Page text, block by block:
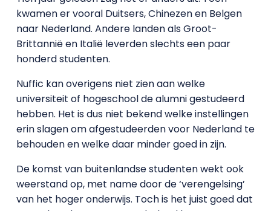
kwamen er vooral Duitsers, Chinezen en Belgen
naar Nederland. Andere landen als Groot-
Brittannië en Italië leverden slechts een paar
honderd studenten.
Nuffic kan overigens niet zien aan welke
universiteit of hogeschool de alumni gestudeerd
hebben. Het is dus niet bekend welke instellingen
erin slagen om afgestudeerden voor Nederland te
behouden en welke daar minder goed in zijn.
De komst van buitenlandse studenten wekt ook
weerstand op, met name door de ‘verengelsing’
van het hoger onderwijs. Toch is het juist goed dat